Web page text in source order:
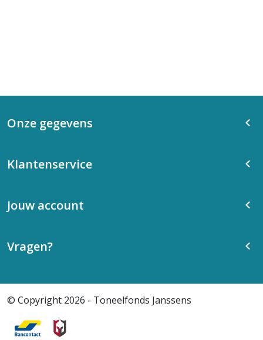
Onze gegevens
Klantenservice
Jouw account
Vragen?
© Copyright 2026 - Toneelfonds Janssens